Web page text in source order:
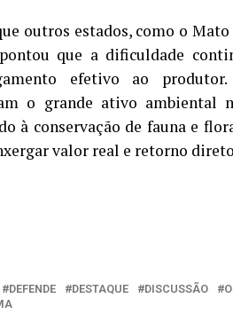
outros estados, como o
que a dificuldade
efetivo ao produtor.
o grande ativo ambiental
à conservação de fauna e
valor real e retorno
DEFENDE DESTAQUE DISCUSSÃO